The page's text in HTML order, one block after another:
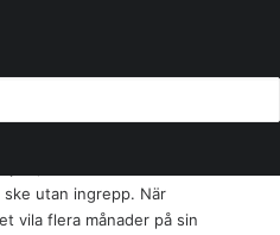
ske utan ingrepp. När
vila flera månader på sin